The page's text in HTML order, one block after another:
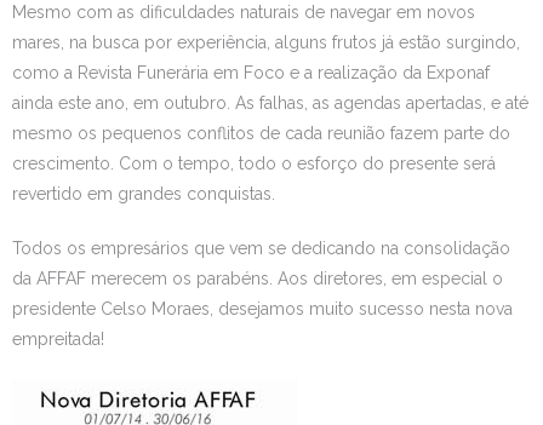
Mesmo com as dificuldades naturais de navegar em novos
mares, na busca por experiência, alguns frutos já estão surgindo,
como a Revista Funerária em Foco e a realização da Exponaf
ainda este ano, em outubro. As falhas, as agendas apertadas, e até
mesmo os pequenos conflitos de cada reunião fazem parte do
crescimento. Com o tempo, todo o esforço do presente será
revertido em grandes conquistas.
Todos os empresários que vem se dedicando na consolidação
da AFFAF merecem os parabéns. Aos diretores, em especial o
presidente Celso Moraes, desejamos muito sucesso nesta nova
empreitada!